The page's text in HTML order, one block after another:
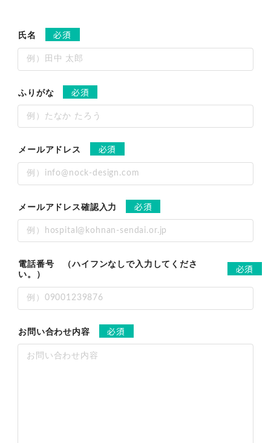
氏名 必須
ふりがな 必須
メールアドレス 必須
メールアドレス確認入力 必須
電話番号 （ハイフンなしで入力してくださ
い。）
必須
お問い合わせ内容 必須